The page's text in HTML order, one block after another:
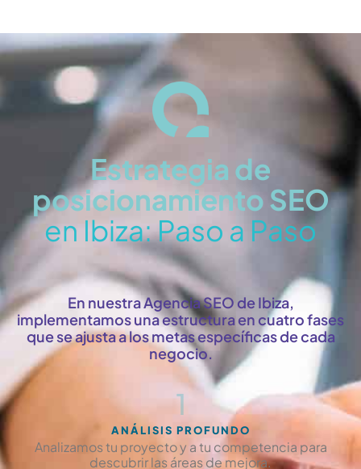
Estrategia de
posicionamiento SEO
en Ibiza: Paso a Paso
En nuestra Agencia SEO de Ibiza,
implementamos una estructura en cuatro fases
que se ajusta a los metas específicas de cada
negocio.
1
ANÁLISIS PROFUNDO
Analizamos tu proyecto y a tu competencia para
descubrir las áreas de mejora.